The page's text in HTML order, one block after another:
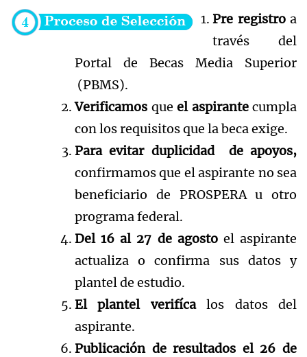
Pre registro a
través del
Portal de Becas Media Superior
(PBMS).
Verificamos que el aspirante cumpla
con los requisitos que la beca exige.
Para evitar duplicidad de apoyos,
confirmamos que el aspirante no sea
beneficiario de PROSPERA u otro
programa federal.
Del 16 al 27 de agosto el aspirante
actualiza o confirma sus datos y
plantel de estudio.
El plantel verifícalos datos del
aspirante.
Publicación de resultados el 26 de